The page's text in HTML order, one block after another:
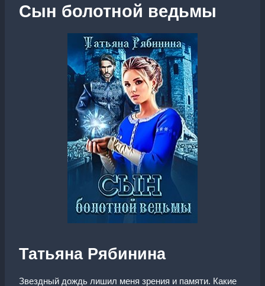
Сын болотной ведьмы
Татьяна Рябинина
Звездный дождь лишил меня зрения и памяти. Какие